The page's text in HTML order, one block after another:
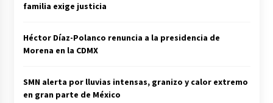
familia exige justicia
Héctor Díaz-Polanco renuncia a la presidencia de
Morena en la CDMX
SMN alerta por lluvias intensas, granizo y calor extremo
en gran parte de México